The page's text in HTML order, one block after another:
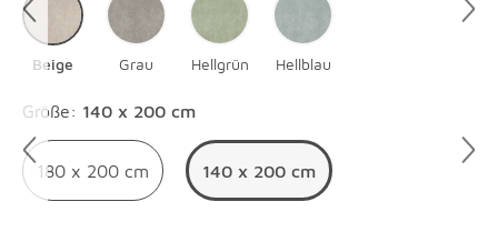
Beige Grau Hellgrün Hellblau
Größe: 140 x 200 cm
180 x 200 cm 140 x 200 cm